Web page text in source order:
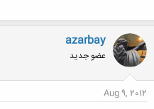
azarbay
عضو جدید
Aug 9, 2012